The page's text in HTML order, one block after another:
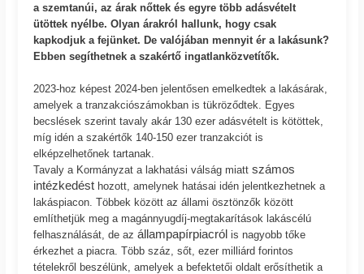
a szemtanúi, az árak nőttek és egyre több adásvételt
ütöttek nyélbe. Olyan árakról hallunk, hogy csak
kapkodjuk a fejünket. De valójában mennyit ér a lakásunk?
Ebben segíthetnek a szakértő ingatlanközvetítők.
2023-hoz képest 2024-ben jelentősen emelkedtek a lakásárak,
amelyek a tranzakciószámokban is tükröződtek. Egyes
becslések szerint tavaly akár 130 ezer adásvételt is kötöttek,
míg idén a szakértők 140-150 ezer tranzakciót is
elképzelhetőnek tartanak.
Tavaly a Kormányzat a lakhatási válság miattszámos
intézkedést hozott, amelynek hatásai idén jelentkezhetnek a
lakáspiacon. Többek között az állami ösztönzők között
említhetjük meg a magánnyugdíj-megtakarítások lakáscélú
felhasználását, de azállampapírpiacról is nagyobb tőke
érkezhet a piacra. Több száz, sőt, ezer milliárd forintos
tételekről beszélünk, amelyek a befektetői oldalt erősíthetik a